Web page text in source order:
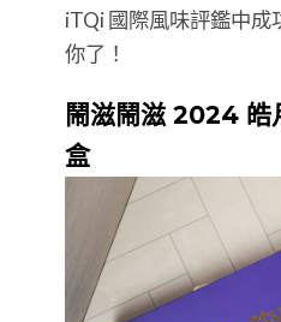
iTQi 國際風味評鑑中成
你了！
鬧滋鬧滋 2024 皓
盒